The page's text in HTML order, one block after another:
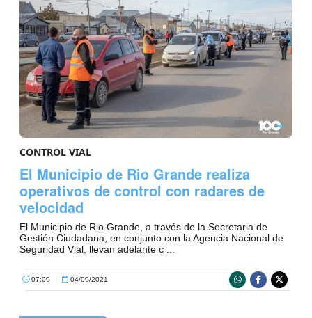
CONTROL VIAL
El Municipio de Rio Grande realiza
operativos de control con radares de
velocidad
El Municipio de Rio Grande, a través de la Secretaria de
Gestión Ciudadana, en conjunto con la Agencia Nacional de
Seguridad Vial, llevan adelante c ...
07:09 04/09/2021